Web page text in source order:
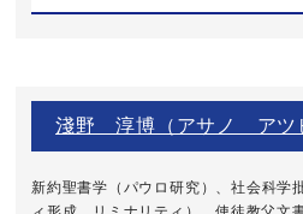
淺野 淳博（アサノ アツ
新約聖書学（パウロ研究）、社会科学